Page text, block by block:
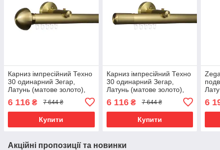
Карниз імпресійний Техно
30 одинарний Зегар,
Латунь (матове золото),
6 116 ₴ 7 644 ₴
Купити
Карниз імпресійний Техно
30 одинарний Зегар,
Латунь (матове золото),
6 116₴ 7 644 ₴
Купити
6
Акційні пропозиції та новинки